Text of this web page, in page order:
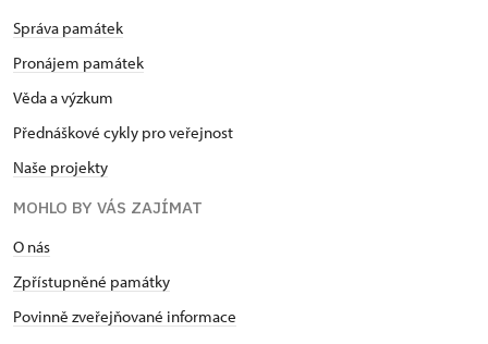
Správa památek
Pronájem památek
Věda a výzkum
Přednáškové cykly pro veřejnost
Naše projekty
MOHLO BY VÁS ZAJÍMAT
O nás
Zpřístupněné památky
Povinně zveřejňované informace